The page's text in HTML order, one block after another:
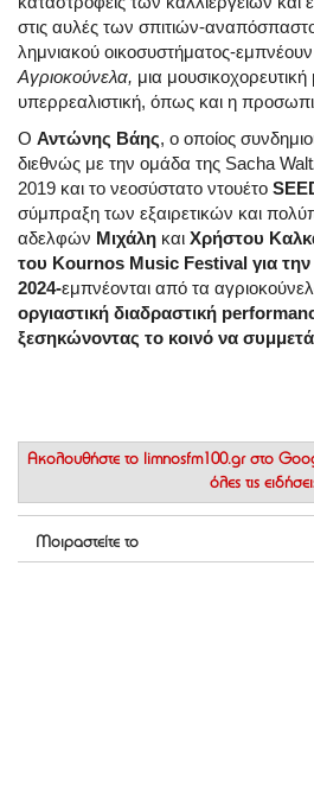
στις αυλές των σπιτιών-
λημνιακού οικοσυστήματος-
Αγριοκούνελα, μια
υπερρεαλιστική, όπως και η
Ο Αντώνης Βάης, ο οποίος
διεθνώς με την ομάδα της Sacha
2019 και το νεοσύστατο ντουέτο
σύμπραξη των εξαιρετικών και
αδελφών Μιχάλη και Χρήστου
του Kournos Music Festival για την
2024-εμπνέονται από τα
οργιαστική διαδραστική
ξεσηκώνοντας το κοινό να
Ακολουθήστε το limnosfm100.gr στο
όλες τις
Μοιραστείτε το